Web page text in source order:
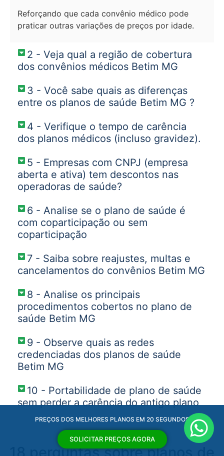
Reforçando que cada convênio médico pode
praticar outras variações de preços por idade.
2 - Veja qual a região de cobertura
dos convênios médicos Betim MG
3 - Você sabe quais as diferenças
entre os planos de saúde Betim MG ?
4 - Verifique o tempo de carência
dos planos médicos (incluso gravidez).
5 - Empresas com CNPJ (empresa
aberta e ativa) tem descontos nas
operadoras de saúde?
6 - Analise se o plano de saúde é
com coparticipação ou sem
coparticipação
7 - Saiba sobre reajustes, multas e
cancelamentos do convênios Betim MG
8 - Analise os principais
procedimentos cobertos no plano de
saúde Betim MG
9 - Observe quais as redes
credenciadas dos planos de saúde
Betim MG
10 - Portabilidade de plano de saúde
sem perder a carência do antigo plano
18 perguntas sobre planos de
PREÇOS DOS MELHORES PLANOS EM 20 SEGUNDOS
SOLICITAR PREÇOS AGORA